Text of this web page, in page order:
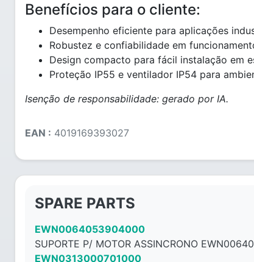
Benefícios para o cliente:
Desempenho eficiente para aplicações
Robustez e confiabilidade em
Design compacto para fácil instalação em
Proteção IP55 e ventilador IP54 para
Isenção de responsabilidade: gerado por IA.
EAN : 4019169393027
SPARE PARTS
EWN0064053904000
SUPORTE P/ MOTOR ASSINCRONO
EWN0313000701000